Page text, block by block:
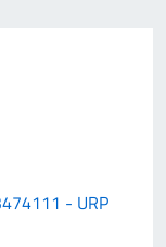
- URP